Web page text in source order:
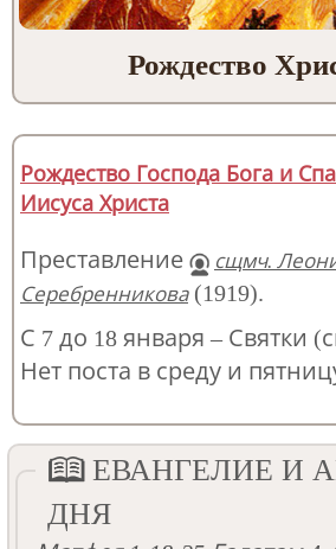
Рождество
Рождество Господа Бога и
Иисуса Христа
Преставление
сщмч.
Серебренникова(1919).
С 7 до 18 января – Святки
Нет поста в среду и
ЕВАНГЕЛИЕ И
ДНЯ